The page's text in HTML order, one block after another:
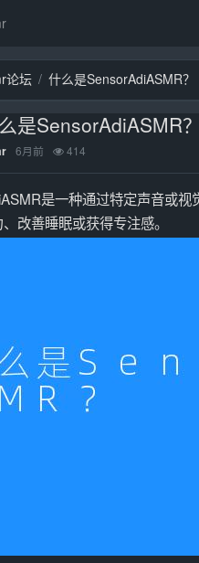
论坛 什么是SensorAdiASMR？
是SensorAdiASMR？
6月前 414
是一种通过特定声音或
改善睡眠或获得专注感。